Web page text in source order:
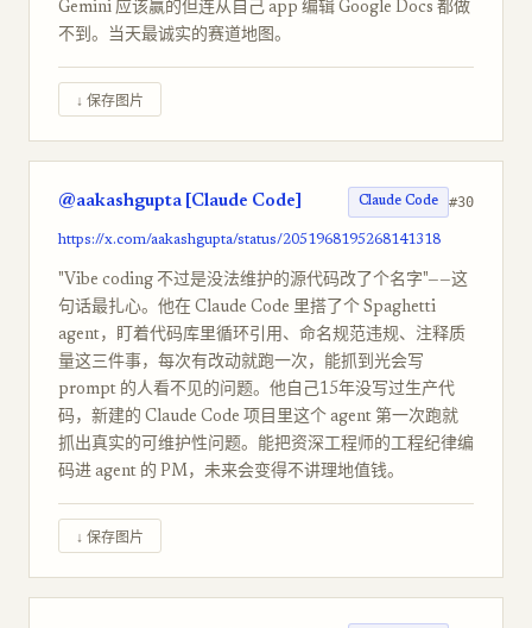
Gemini 应该赢的但连从自己 app 编辑 Google Docs 都做
不到。当天最诚实的赛道地图。
↓ 保存图片
@aakashgupta [Claude Code] Claude Code #30
https://x.com/aakashgupta/status/2051968195268141318
"Vibe coding 不过是没法维护的源代码改了个名字"——这
句话最扎心。他在 Claude Code 里搭了个 Spaghetti
agent，盯着代码库里循环引用、命名规范违规、注释质
量这三件事，每次有改动就跑一次，能抓到光会写
prompt 的人看不见的问题。他自己15年没写过生产代
码，新建的 Claude Code 项目里这个 agent 第一次跑就
抓出真实的可维护性问题。能把资深工程师的工程纪律编
码进 agent 的 PM，未来会变得不讲理地值钱。
↓ 保存图片